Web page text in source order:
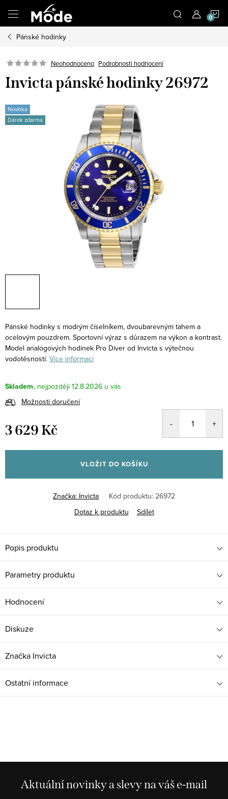
obsah
Pánské hodinky
Neohodnoceno Podrobnosti hodnocení
Invicta pánské hodinky 26972
Novinka
Dárek zdarma
Pánské hodinky s modrým číselníkem, dvoubarevným tahem a
ocelovým pouzdrem. Sportovní výraz s důrazem na výkon a kontrast.
Model analogových hodinek Pro Diver od Invicta s výtečnou
vodotěsností. Více informací
Skladem
12.8.2026
Možnosti doručení
3 629 Kč
cena:
VLOŽIT DO KOŠÍKU
Značka: Invicta Kód produktu: 26972
Dotaz k produktu
Sdílet
Popis produktu
Parametry produktu
Hodnocení
Diskuze
Značka Invicta
Ostatní informace
Aktuální novinky a slevy na váš e-mail